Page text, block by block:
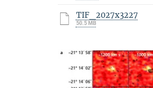
TIF_2027x3227
50.5 MB